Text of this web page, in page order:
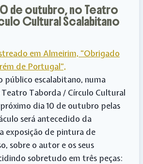
de outubro, no Teatro
Cultural Scalabitano
em Almeirim, “Obrigado
de Portugal”,
público escalabitano, numa
Teatro Taborda / Círculo Cultural
dia 10 de outubro pelas
será antecedido da
exposição de pintura de
sobre o autor e os seus
sobretudo em três peças: